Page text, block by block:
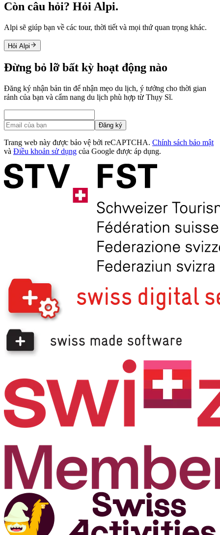
Còn câu hỏi? Hỏi Alpi.
Alpi sẽ giúp bạn về các tour, thời tiết và mọi thứ quan trọng khác.
Hỏi Alpi
Đừng bỏ lỡ bất kỳ hoạt động nào
Đăng ký nhận bản tin để nhận mẹo du lịch, ý tưởng cho thời gian
rảnh của bạn và cẩm nang du lịch phù hợp từ Thụy Sĩ.
Đăng ký
Trang web này được bảo vệ bởi reCAPTCHA. Chính sách bảo mật
và Điều khoản sử dụng của Google được áp dụng.